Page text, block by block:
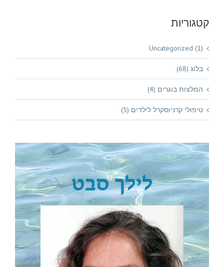
קטגוריות
Uncategorized (1)
בלוג (68)
המלצות בוגרים (4)
טיפולי קרניוסקרל לילדים (5)
לילך סבט